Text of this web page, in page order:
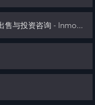
巴塞罗那购买餐厅 | 餐厅转让、出售与投资咨询 - Inmo Olaya